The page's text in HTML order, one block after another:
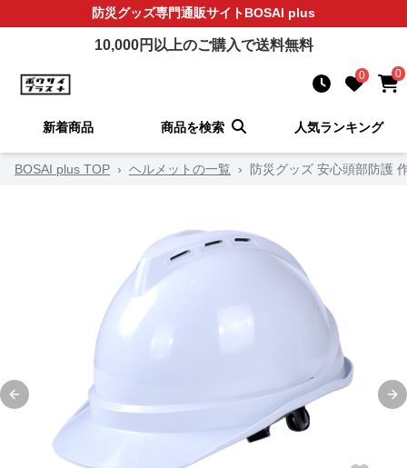
防災グッズ専門通販サイトBOSAI plus
10,000円以上のご購入で送料無料
0 0
新着商品 商品を検索 人気ランキング
BOSAI plus TOP › ヘルメットの一覧 › 防災グッズ 安心頭部防護
Previous slide